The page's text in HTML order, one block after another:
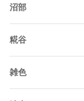
沼部
糀谷
雑色